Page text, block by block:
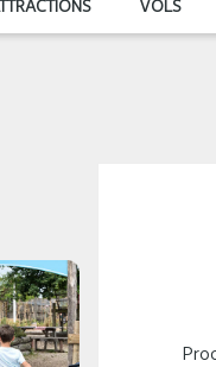
VOLS